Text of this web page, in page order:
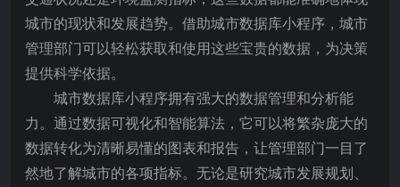
城市的现状和发展趋势。借助城市数据库小程序，城市
管理部门可以轻松获取和使用这些宝贵的数据，为决策
提供科学依据。
城市数据库小程序拥有强大的数据管理和分析能
力。通过数据可视化和智能算法，它可以将繁杂庞大的
数据转化为清晰易懂的图表和报告，让管理部门一目了
然地了解城市的各项指标。无论是研究城市发展规划、